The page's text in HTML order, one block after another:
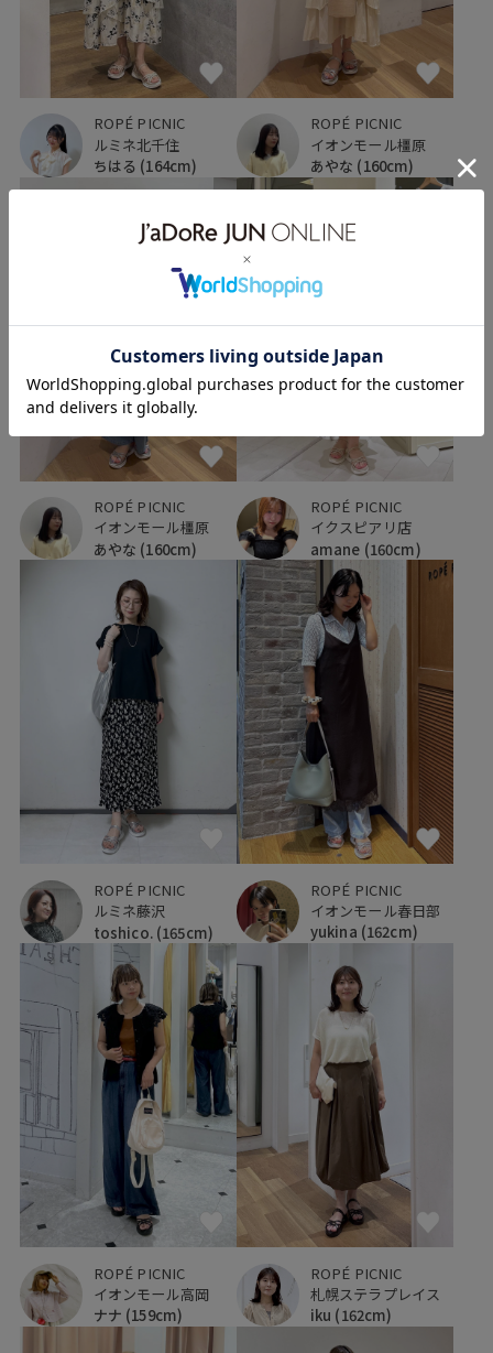
ROPÉ PICNIC
ルミネ北千住
ちはる (164cm)
ROPÉ PICNIC
イオンモール橿原
あやな (160cm)
ROPÉ PICNIC
イオンモール橿原
あやな (160cm)
ROPÉ PICNIC
イクスピアリ店
amane (160cm)
ROPÉ PICNIC
ルミネ藤沢
toshico. (165cm)
ROPÉ PICNIC
イオンモール春日部
yukina (162cm)
ROPÉ PICNIC
イオンモール高岡
ナナ (159cm)
ROPÉ PICNIC
札幌ステラプレイス
iku (162cm)